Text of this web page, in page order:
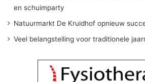
en schuimparty
Natuurmarkt De Kruidhof opnieuw
Veel belangstelling voor traditionele